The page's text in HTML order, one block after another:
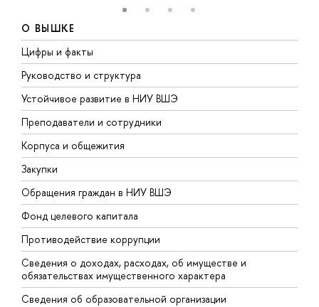
О ВЫШКЕ
Цифры и факты
Руководство и структура
Устойчивое развитие в НИУ ВШЭ
Преподаватели и сотрудники
Корпуса и общежития
Закупки
Обращения граждан в НИУ ВШЭ
Фонд целевого капитала
Противодействие коррупции
Сведения о доходах, расходах, об имуществе и
обязательствах имущественного характера
Сведения об образовательной организации